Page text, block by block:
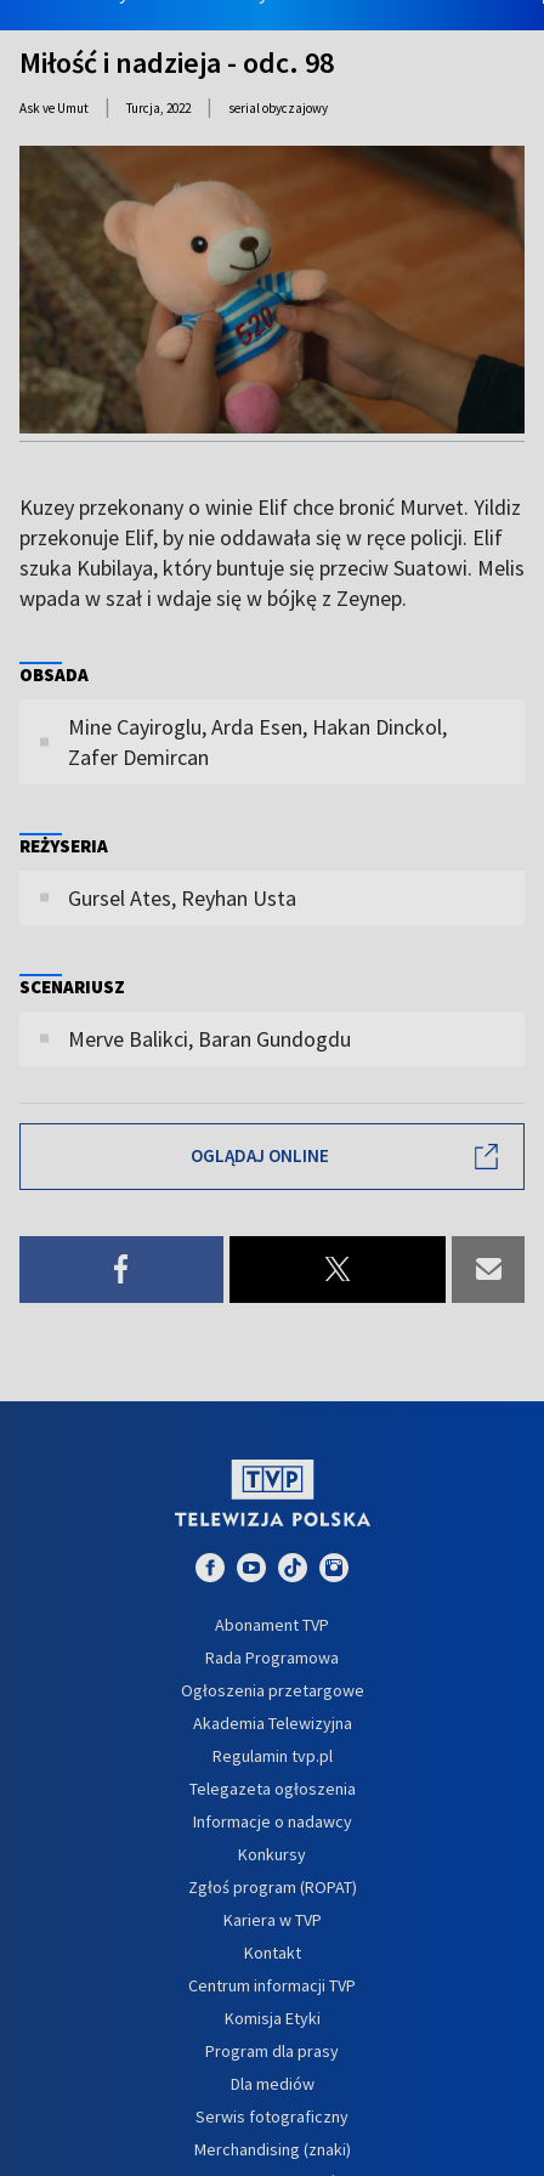
Miłość i nadzieja - odc. 98
Ask ve Umut | Turcja, 2022 | serial obyczajowy
Kuzey przekonany o winie Elif chce bronić Murvet. Yildiz
przekonuje Elif, by nie oddawała się w ręce policji. Elif
szuka Kubilaya, który buntuje się przeciw Suatowi. Melis
wpada w szał i wdaje się w bójkę z Zeynep.
OBSADA
Mine Cayiroglu, Arda Esen, Hakan Dinckol,
Zafer Demircan
REŻYSERIA
Gursel Ates, Reyhan Usta
SCENARIUSZ
Merve Balikci, Baran Gundogdu
OGLĄDAJ ONLINE
Abonament TVP
Rada Programowa
Ogłoszenia przetargowe
Akademia Telewizyjna
Regulamin tvp.pl
Telegazeta ogłoszenia
Informacje o nadawcy
Konkursy
Zgłoś program (ROPAT)
Kariera w TVP
Kontakt
Centrum informacji TVP
Komisja Etyki
Program dla prasy
Dla mediów
Serwis fotograficzny
Merchandising (znaki)